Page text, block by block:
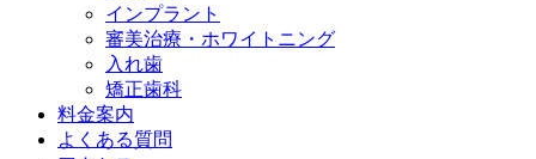
インプラント
審美治療・ホワイトニング
入れ歯
矯正歯科
料金案内
よくある質問